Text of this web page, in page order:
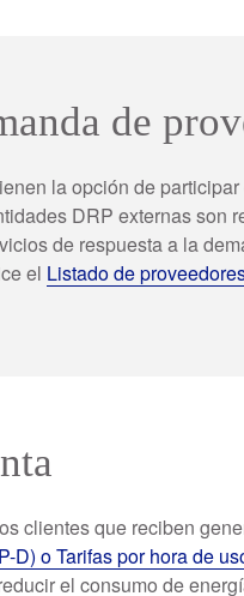
de
la opción de
DRP externas son
de respuesta a la
el Listado de
clientes que reciben
D) o Tarifas por hora de
el consumo de